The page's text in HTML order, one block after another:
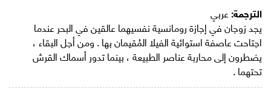
الترجمة:عربي
يجد زوجان في إجازة رومانسية نفسيهما عالقين في البحر عندما
اجتاحت عاصفة استوائية الفيلا المُقيمان بها . ومن أجل البقاء ،
يضطرون إلى محاربة عناصر الطبيعة ، بينما تدور أسماك القرش
تحتهما .